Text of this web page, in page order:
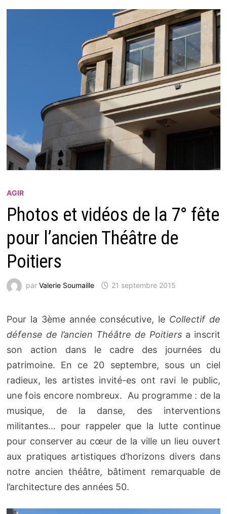
AGIR
Photos et vidéos de la 7° fête
pour l’ancien Théâtre de
Poitiers
par Valerie Soumaille 21 septembre 2015
Pour la 3ème année consécutive, le Collectif de
défense de l’ancien Théâtre de Poitiers a inscrit
son action dans le cadre des journées du
patrimoine. En ce 20 septembre, sous un ciel
radieux, les artistes invité-es ont ravi le public,
une fois encore nombreux. Au programme : de la
musique, de la danse, des interventions
militantes… pour rappeler que la lutte continue
pour conserver au cœur de la ville un lieu ouvert
aux pratiques artistiques d’horizons divers dans
notre ancien théâtre, bâtiment remarquable de
l’architecture des années 50.